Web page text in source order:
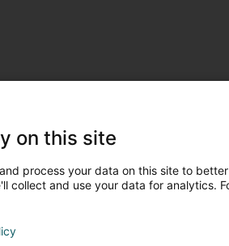
on this site
process your data on this site to
collect and use your data for analytics.